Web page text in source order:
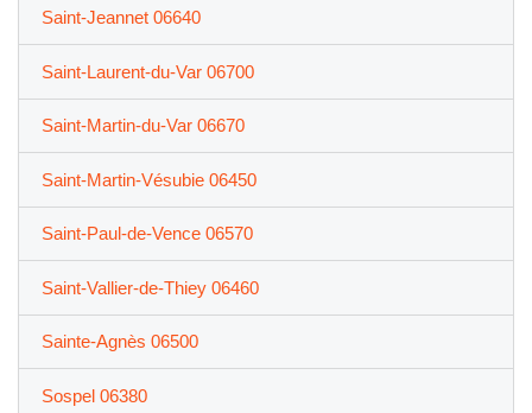
Saint-Jeannet 06640
Saint-Laurent-du-Var 06700
Saint-Martin-du-Var 06670
Saint-Martin-Vésubie 06450
Saint-Paul-de-Vence 06570
Saint-Vallier-de-Thiey 06460
Sainte-Agnès 06500
Sospel 06380